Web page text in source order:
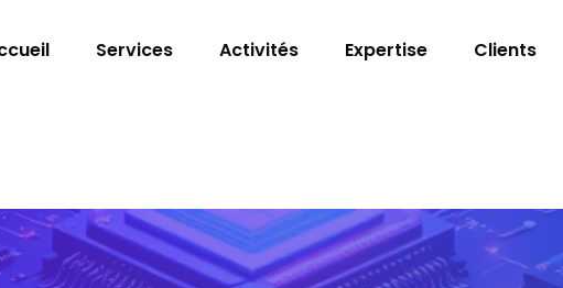
Services Activités Expertise Clients